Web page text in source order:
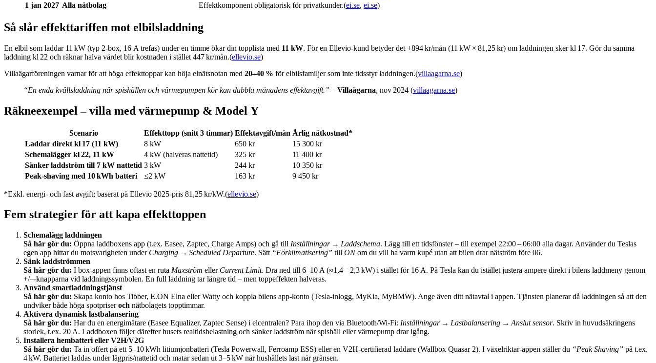
1 jan 2027 Alla nätbolag Effektkomponent obligatorisk för privatkunder.(ei.se, ei.se)
Så slår effekttariffen mot elbilsladdning
En elbil som laddar 11 kW (typ 2‑box, 16 A trefas) under en timme ökar din topplista med 11 kW. För en Ellevio‑kund betyder det +894 kr/mån (11 kW × 81,25 kr) om laddningen sker kl 17. Gör du samma
laddning kl 22 och räknar halva värdet blir kostnaden i stället 447 kr/mån.(ellevio.se)
Villaägarföreningen varnar för att höga effekttoppar kan höja elnätsnotan med 20–40 % för elbilsfamiljer som inte tidsstyr laddningen.(villaagarna.se)
“En enda kvällsladdning när spishällen och värmepumpen kör kan dubbla månadens effektavgift.” – Villaägarna, nov 2024 (villaagarna.se)
Räkneexempel – villa med värmepump & Model Y
Scenario Effekttopp (snitt 3 timmar) Effektavgift/mån Årlig nätkostnad*
Laddar direkt kl 17 (11 kW)
8 kW 650 kr
15 300 kr
Schemalägger kl 22, 11 kW
4 kW (halveras nattetid) 325 kr
11 400 kr
Sänker laddström till 7 kW nattetid 3 kW 244 kr
10 350 kr
Peak‑shaving med 10 kWh batteri
≤2 kW 163 kr 9 450 kr
*Exkl. energi- och fast avgift; baserat på Ellevio 2025‑pris 81,25 kr/kW.(ellevio.se)
Fem strategier för att kapa effekttoppen
Schemalägg laddningen
Så här gör du: Öppna laddboxens app (t.ex. Easee, Zaptec, Charge Amps) och gå till Inställningar → Laddschema. Lägg till ett tidsfönster – till exempel 22:00 – 06:00 alla dagar. Använder du Teslas
egen app hittar du motsvarigheten under Charging → Scheduled Departure. Sätt “Förklimatisering” till ONom du vill ha varm kupé utan att bilen drar nätström före 06.
Sänk laddströmmen
Så här gör du: I box‑appen finns oftast en ruta Maxström eller Current Limit. Dra ned till 6–10 A (≈1,4 – 2,3 kW) i stället för 16 A. På Tesla kan du istället justera ampere direkt i bilens laddmeny genom
+/–‑knapparna vid laddningssymbolen. En full laddning tar längre tid – men toppeffekten halveras.
Använd smartladdningstjänst
Så här gör du: Skapa konto hos Tibber, E.ON Elna eller Watty och koppla bilens app‑konto (Tesla‑inlogg, MyKia, MyBMW). Ange även ditt nätavtal i appen. Tjänsten planerar då laddningen så att den
undviker både höga spotpriseroch nätbolagets topptimmar.
Aktivera dynamisk lastbalansering
Så här gör du: Har du en energimätare (Easee Equalizer, Zaptec Sense) i elcentralen? Para ihop den via Bluetooth/Wi‑Fi: Inställningar → Lastbalansering → Anslut sensor. Skriv in huvud­säkringens
storlek, t.ex. 20 A. Laddboxen följer därefter husets realtidsbelastning och sänker laddström när spishäll eller värmepump drar igång.
Installera hembatteri eller V2H/V2G
Så här gör du: Ta in offert på ett 5–10 kWh litiumjonbatteri (Tesla Powerwall, Ferroamp ESS) eller en V2H‑certifierad laddare (Wallbox Quasar 2). I växelriktar‑appen ställer du “Peak Shaving” på t.ex.
4 kW. Batteriet laddas under lågpris/nattetid och matar sedan ut 3–5 kW när hushållets last når gränsen.